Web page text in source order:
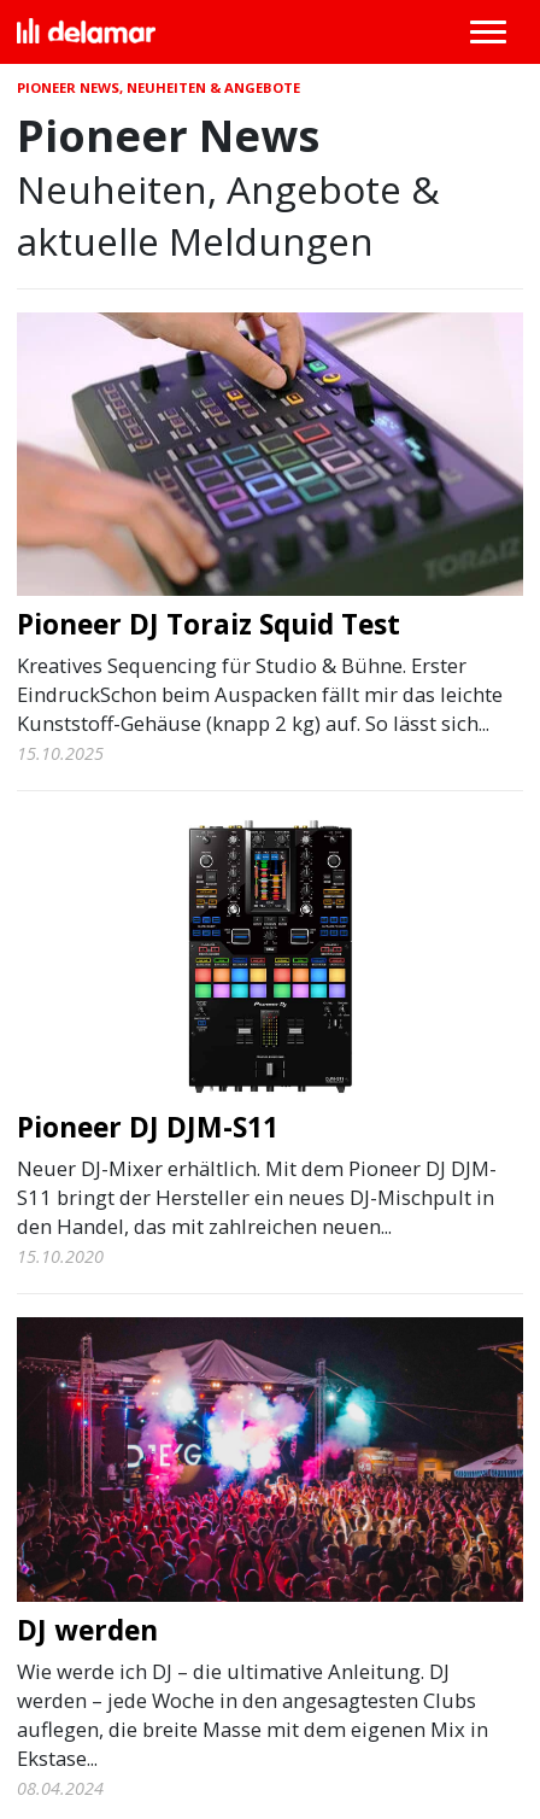
PIONEER NEWS, NEUHEITEN & ANGEBOTE
Pioneer News
Neuheiten, Angebote &
aktuelle Meldungen
Pioneer DJ Toraiz Squid Test
Kreatives Sequencing für Studio & Bühne. Erster
EindruckSchon beim Auspacken fällt mir das leichte
Kunststoff-Gehäuse (knapp 2 kg) auf. So lässt sich...
15.10.2025
Pioneer DJ DJM-S11
Neuer DJ-Mixer erhältlich. Mit dem Pioneer DJ DJM-
S11 bringt der Hersteller ein neues DJ-Mischpult in
den Handel, das mit zahlreichen neuen...
15.10.2020
DJ werden
Wie werde ich DJ – die ultimative Anleitung. DJ
werden – jede Woche in den angesagtesten Clubs
auflegen, die breite Masse mit dem eigenen Mix in
Ekstase...
08.04.2024